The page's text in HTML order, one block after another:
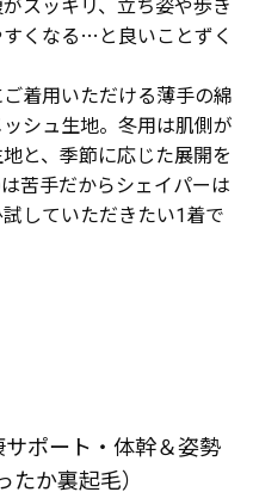
を閉じる
くなる…と良いことずく
着用いただける薄手の綿
シュ生地。冬用は肌側が
と、季節に応じた展開を
苦手だからシェイパーは
していただきたい1着で
ポート・体幹＆姿勢
か裏起毛）